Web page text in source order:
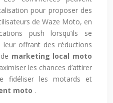
pour proposer des
de Waze Moto, en
push lorsqu’ils se
offrant des réductions
marketing local moto
les chances d’attirer
fidéliser les motards et
moto .